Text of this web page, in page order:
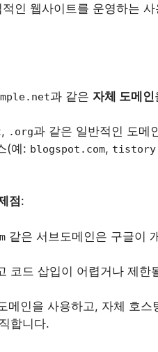
인 웹사이트를 운영하는
과 같은 자체 도메인
, .org과 같은 일반적인 도메
(예: blogspot.com,
점:
같은 서브도메인은 구글이
코드 삽입이 어렵거나 제한
메인을 사용하고, 자체 호
합니다.